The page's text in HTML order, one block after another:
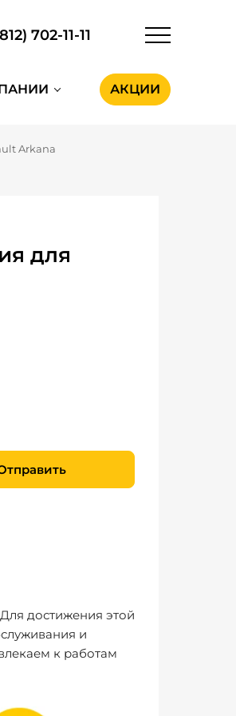
702-11-11
АКЦИИ
Arkana
для
достижения этой
и
к работам